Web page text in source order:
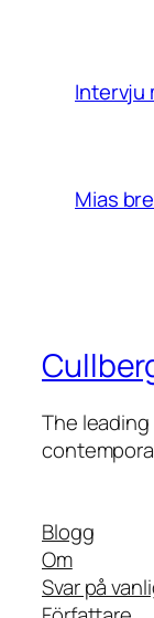
Intervju
Mias
The
Blogg
Om
Svar på